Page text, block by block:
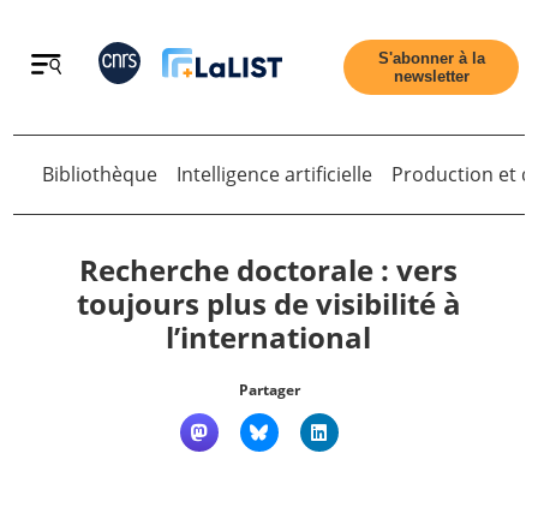
Retour
S'abonner à la
newsletter
Retour
Bibliothèque Intelligence artificielle Production et
Recherche doctorale : vers
toujours plus de visibilité à
l’international
Partager